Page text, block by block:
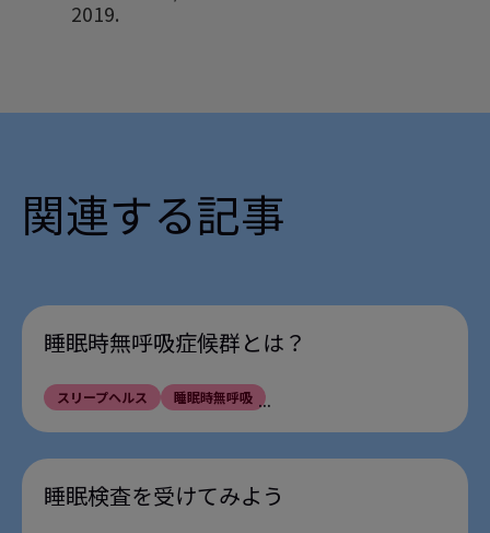
2019.
4 July 2019.
July 2019.
関連する記事
睡眠時無呼吸症候群とは？
スリープヘルス 睡眠時無呼吸 ...
睡眠検査を受けてみよう